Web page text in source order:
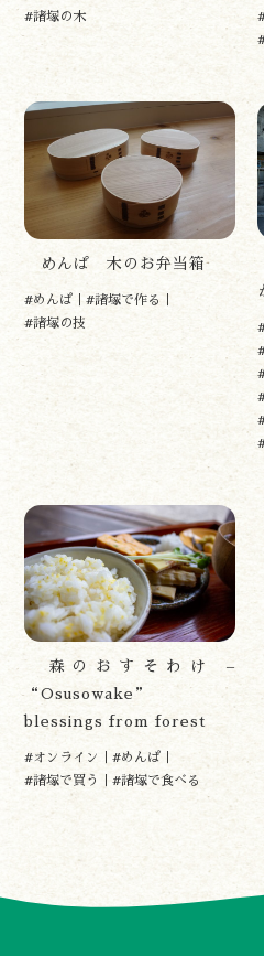
#諸塚の木
めんぱ 木のお弁当箱
#めんぱ
#諸塚で作る
#諸塚の技
森のおすそわけ –
“Osusowake”
blessings from forest
#オンライン
#めんぱ
#諸塚で買う
#諸塚で食べる
やま学校
開花情
紅葉情報
森の風の
アクセス
お問い合
諸塚村観光協
プライバシー
〒883-1301
宮崎県東臼杵郡諸塚村家代
TEL:0982-